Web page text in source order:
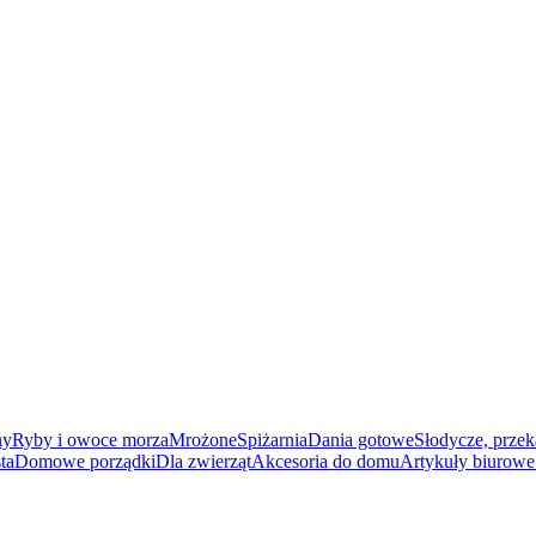
Ryby i owoce morzaMrożoneSpiżarniaDania gotoweSłodycze,
Domowe porządkiDla zwierzątAkcesoria do domuArtykuły